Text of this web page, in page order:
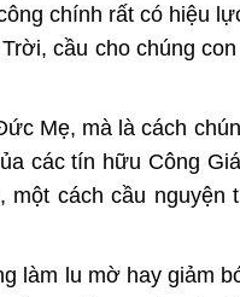
chính rất có hiệu
cầu cho chúng
Mẹ, mà là cách
các tín hữu Công
cách cầu nguyện
làm lu mờ hay giảm